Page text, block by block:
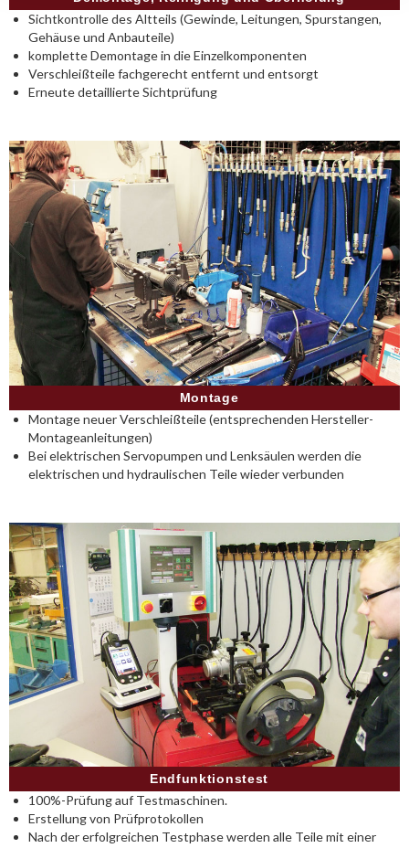
Sichtkontrolle des Altteils (Gewinde, Leitungen, Spurstangen,
Gehäuse und Anbauteile)
komplette Demontage in die Einzelkomponenten
Verschleißteile fachgerecht entfernt und entsorgt
Erneute detaillierte Sichtprüfung
Montage
Montage neuer Verschleißteile (entsprechenden Hersteller-
Montageanleitungen)
Bei elektrischen Servopumpen und Lenksäulen werden die
elektrischen und hydraulischen Teile wieder verbunden
Endfunktionstest
100%-Prüfung auf Testmaschinen.
Erstellung von Prüfprotokollen
Nach der erfolgreichen Testphase werden alle Teile mit einer